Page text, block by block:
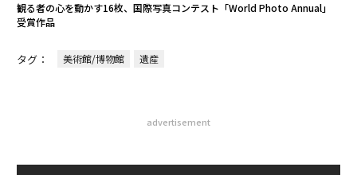
観る者の心を動かす16枚、国際写真コンテスト「World Photo Annual」
受賞作品
タグ： 美術館/博物館 遺産
advertisement